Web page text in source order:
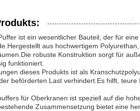
ist ein wesentlicher Bauteil, der für
aus hochwertigem
robuste Konstruktion sorgt für
funktioniert.
dieses Produkts ist als
beförderten Last verhindert.Es hilft,
für Oberkranen ist speziell auf die
Zusammensetzung bietet eine